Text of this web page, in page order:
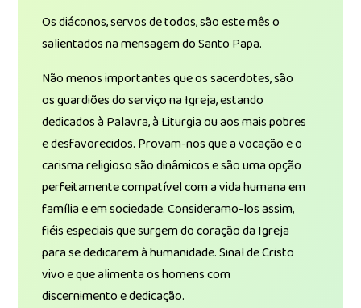
Os diáconos, servos de todos, são este mês o
salientados na mensagem do Santo Papa.
Não menos importantes que os sacerdotes, são
os guardiões do serviço na Igreja, estando
dedicados à Palavra, à Liturgia ou aos mais pobres
e desfavorecidos. Provam-nos que a vocação e o
carisma religioso são dinâmicos e são uma opção
perfeitamente compatível com a vida humana em
família e em sociedade. Consideramo-los assim,
fiéis especiais que surgem do coração da Igreja
para se dedicarem à humanidade. Sinal de Cristo
vivo e que alimenta os homens com
discernimento e dedicação.